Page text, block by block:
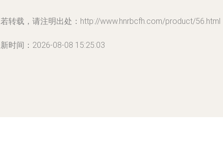
转载，请注明出处：http://www.hnrbcfh.com/product/56.html
时间：2026-08-08 15:25:03